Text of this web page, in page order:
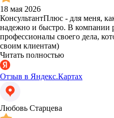
18 мая 2026
КонсультантПлюс - для меня,
надежно и быстро. В компании
профессионалы своего дела,
своим клиентам)
Читать полностью
Отзыв в Яндекс.Картах
Любовь Старцева